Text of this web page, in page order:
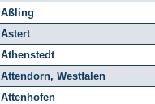
Aßling
Astert
Athenstedt
Attendorn, Westfalen
Attenhofen